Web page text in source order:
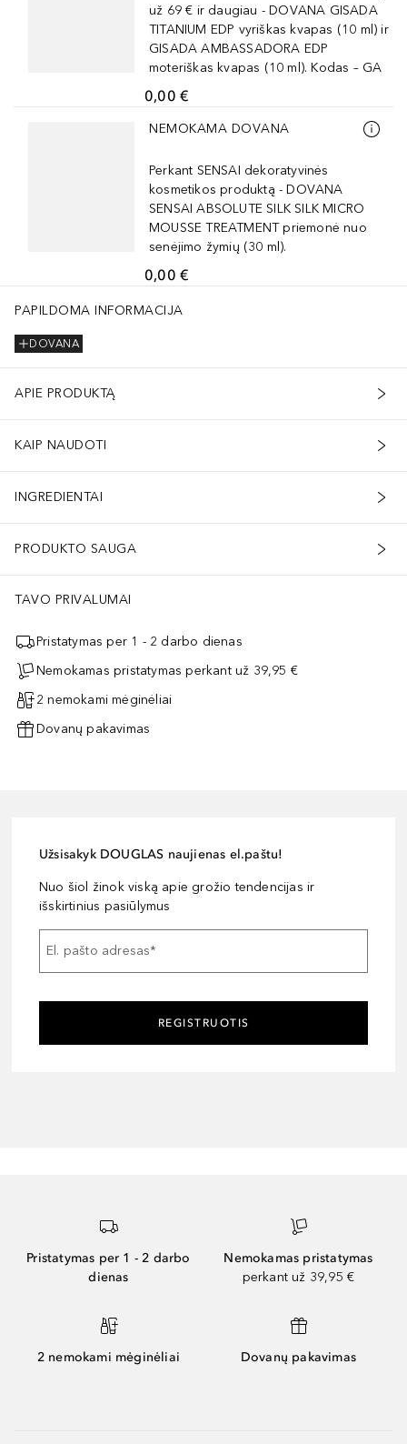
už 69 € ir daugiau - DOVANA GISADA
TITANIUM EDP vyriškas kvapas (10 ml) ir
GISADA AMBASSADORA EDP
moteriškas kvapas (10 ml). Kodas – GA
0,00 €
Praleisti slankiklį
NEMOKAMA DOVANA
Perkant SENSAI dekoratyvinės
kosmetikos produktą - DOVANA
SENSAI ABSOLUTE SILK SILK MICRO
MOUSSE TREATMENT priemonė nuo
senėjimo žymių (30 ml).
0,00 €
PAPILDOMA INFORMACIJA
DOVANA
APIE PRODUKTĄ
KAIP NAUDOTI
INGREDIENTAI
PRODUKTO SAUGA
TAVO PRIVALUMAI
Pristatymas per 1 - 2 darbo dienas
Nemokamas pristatymas perkant už 39,95 €
2 nemokami mėginėliai
Dovanų pakavimas
Užsisakyk DOUGLAS naujienas el.paštu!
Nuo šiol žinok viską apie grožio tendencijas ir
išskirtinius pasiūlymus
El. pašto adresas*
REGISTRUOTIS
Pristatymas per 1 - 2 darbo
dienas
Nemokamas pristatymas
perkant už 39,95 €
2 nemokami mėginėliai Dovanų pakavimas